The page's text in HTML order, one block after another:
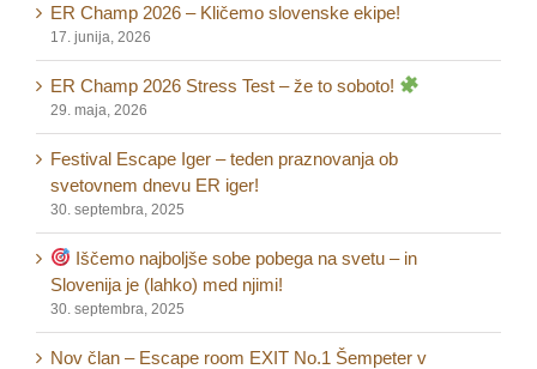
ER Champ 2026 – Kličemo slovenske ekipe!
17. junija, 2026
ER Champ 2026 Stress Test – že to soboto!
29. maja, 2026
Festival Escape Iger – teden praznovanja ob
svetovnem dnevu ER iger!
30. septembra, 2025
Iščemo najboljše sobe pobega na svetu – in
Slovenija je (lahko) med njimi!
30. septembra, 2025
Nov član – Escape room EXIT No.1 Šempeter v